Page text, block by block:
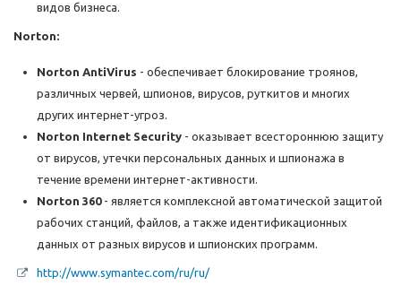
видов бизнеса.
Norton:
Norton AntiVirus - обеспечивает блокирование троянов,
различных червей, шпионов, вирусов, руткитов и многих
других интернет-угроз.
Norton Internet Security - оказывает всестороннюю защиту
от вирусов, утечки персональных данных и шпионажа в
течение времени интернет-активности.
Norton 360- является комплексной автоматической защитой
рабочих станций, файлов, а также идентификационных
данных от разных вирусов и шпионских программ.
http://www.symantec.com/ru/ru/